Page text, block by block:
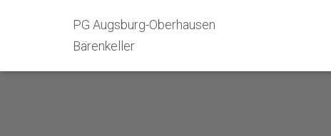
PG Augsburg-Oberhausen
Bärenkeller